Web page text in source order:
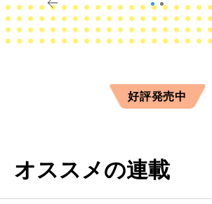
好評発売中
オススメの連載